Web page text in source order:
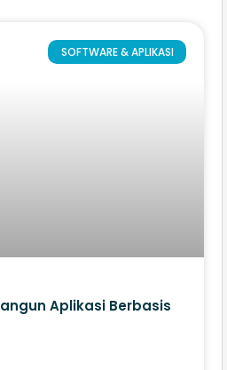
SOFTWARE & APLIKASI
Aplikasi Berbasis